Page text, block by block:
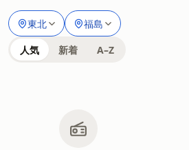
東北 福島
人気 新着 A–Z